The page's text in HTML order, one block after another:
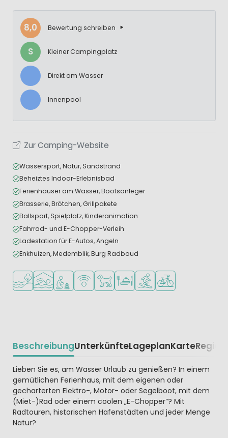
8,0 Bewertung schreiben
S Kleiner Campingplatz
Direkt am Wasser
Innenpool
Zur Camping-Website
Wassersport, Natur, Sandstrand
Beheiztes Indoor-Erlebnisbad
Ferienhäuser am Wasser, Bootsanleger
Brasserie, Brötchen, Grillpakete
Ballsport, Spielplatz, Kinderanimation
Fahrrad- und E-Chopper-Verleih
Ladestation für E-Autos, Angeln
Enkhuizen, Medemblik, Burg Radboud
Am Wasser
HallenbadEmpfohlen für kleine Kinder
WLAN verfügbar
Haustiere erlaubt
Restaurant oder Pizzeria
Fahrradverleih
BeschreibungUnterkünfteLageplanKarteRegion
Beschrijving
Lieben Sie es, am Wasser Urlaub zu genießen? In einem
gemütlichen Ferienhaus, mit dem eigenen oder
gecharterten Elektro-, Motor- oder Segelboot, mit dem
(Miet-)Rad oder einem coolen „E-Chopper“? Mit
Radtouren, historischen Hafenstädten und jeder Menge
Natur?